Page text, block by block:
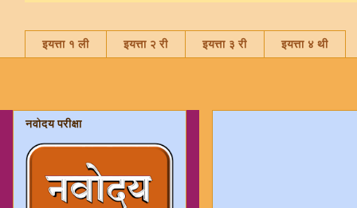
इयत्ता १ ली इयत्ता २ री इयत्ता ३ री इयत्ता ४ थी
नवोदय परीक्षा